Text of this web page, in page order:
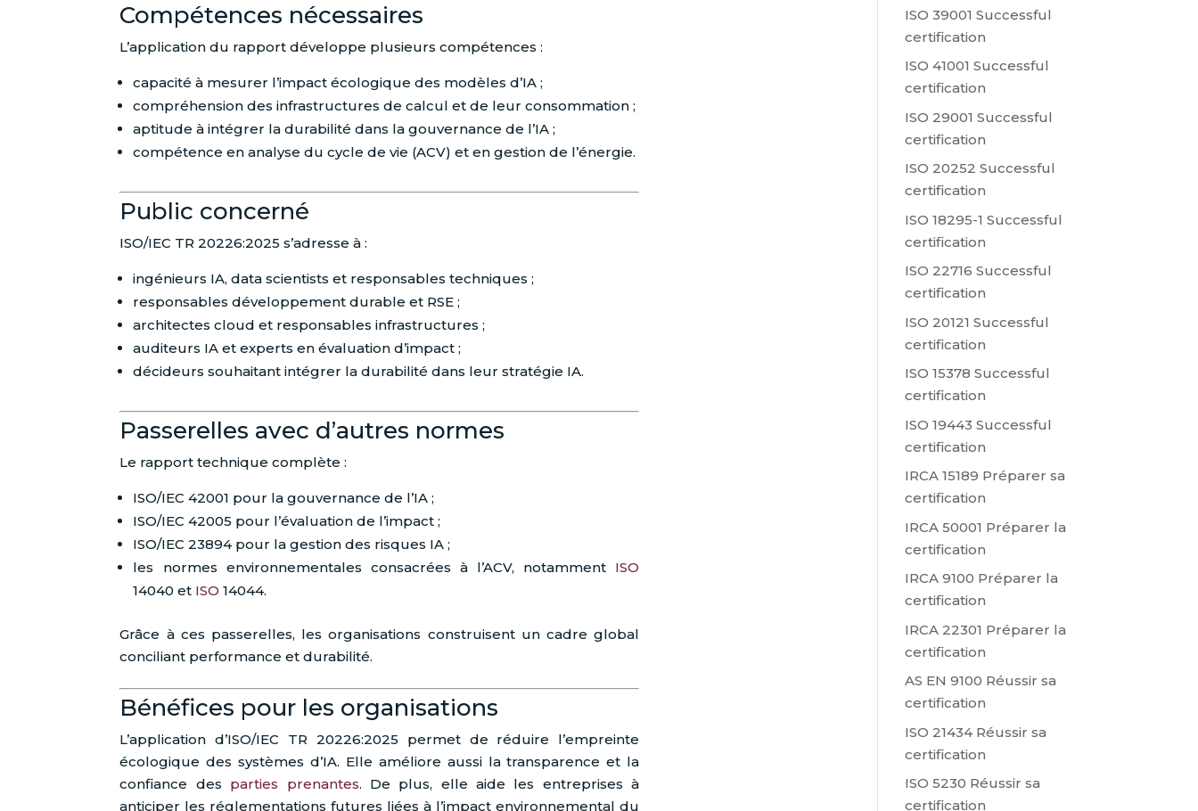
Compétences nécessaires
L’application du rapport développe plusieurs compétences :
capacité à mesurer l’impact écologique des modèles d’IA ;
compréhension des infrastructures de calcul et de leur consommation ;
aptitude à intégrer la durabilité dans la gouvernance de l’IA ;
compétence en analyse du cycle de vie (ACV) et en gestion de l’énergie.
Public concerné
ISO/IEC TR 20226:2025 s’adresse à :
ingénieurs IA, data scientists et responsables techniques ;
responsables développement durable et RSE ;
architectes cloud et responsables infrastructures ;
auditeurs IA et experts en évaluation d’impact ;
décideurs souhaitant intégrer la durabilité dans leur stratégie IA.
Passerelles avec d’autres normes
Le rapport technique complète :
ISO/IEC 42001 pour la gouvernance de l’IA ;
ISO/IEC 42005 pour l’évaluation de l’impact ;
ISO/IEC 23894 pour la gestion des risques IA ;
les normes environnementales consacrées à l’ACV, notamment ISO
14040 et ISO 14044.
Grâce à ces passerelles, les organisations construisent un cadre global
conciliant performance et durabilité.
Bénéfices pour les organisations
L’application d’ISO/IEC TR 20226:2025 permet de réduire l’empreinte
écologique des systèmes d’IA. Elle améliore aussi la transparence et la
confiance des parties prenantes. De plus, elle aide les entreprises à
anticiper les réglementations futures liées à l’impact environnemental du
ISO 39001 Successful
certification
ISO 41001 Successful
certification
ISO 29001 Successful
certification
ISO 20252 Successful
certification
ISO 18295-1 Successful
certification
ISO 22716 Successful
certification
ISO 20121 Successful
certification
ISO 15378 Successful
certification
ISO 19443 Successful
certification
IRCA 15189 Préparer sa
certification
IRCA 50001 Préparer la
certification
IRCA 9100 Préparer la
certification
IRCA 22301 Préparer la
certification
AS EN 9100 Réussir sa
certification
ISO 21434 Réussir sa
certification
ISO 5230 Réussir sa
certification